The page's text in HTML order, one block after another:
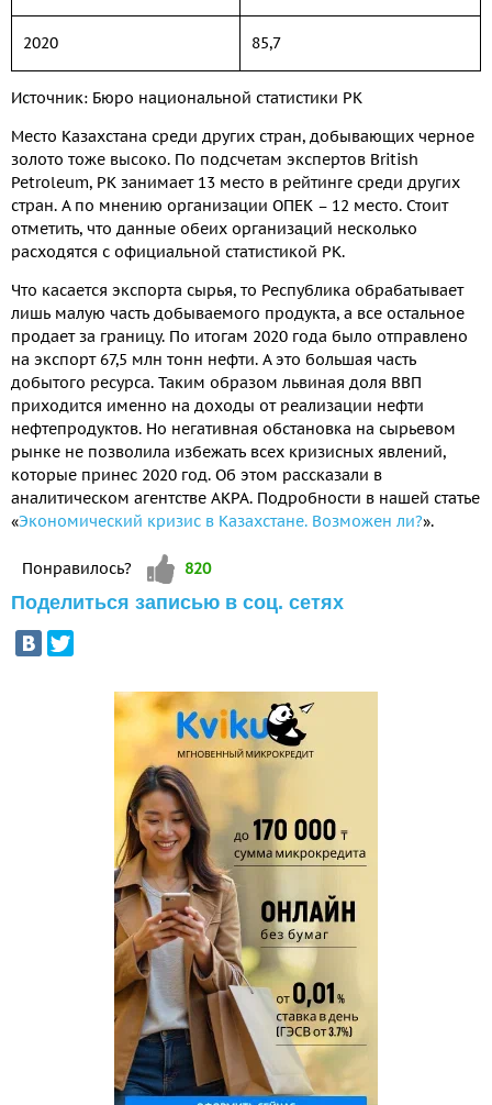
2020 85,7
Источник: Бюро национальной статистики РК
Место Казахстана среди других стран, добывающих черное
золото тоже высоко. По подсчетам экспертов British
Petroleum, РК занимает 13 место в рейтинге среди других
стран. А по мнению организации ОПЕК – 12 место. Стоит
отметить, что данные обеих организаций несколько
расходятся с официальной статистикой РК.
Что касается экспорта сырья, то Республика обрабатывает
лишь малую часть добываемого продукта, а все остальное
продает за границу. По итогам 2020 года было отправлено
на экспорт 67,5 млн тонн нефти. А это большая часть
добытого ресурса. Таким образом львиная доля ВВП
приходится именно на доходы от реализации нефти
нефтепродуктов. Но негативная обстановка на сырьевом
рынке не позволила избежать всех кризисных явлений,
которые принес 2020 год. Об этом рассказали в
аналитическом агентстве АКРА. Подробности в нашей статье
«Экономический кризис в Казахстане. Возможен ли?».
Понравилось? Vote up!
820
Поделиться записью в соц. сетях